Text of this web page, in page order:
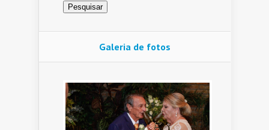
Galeria de fotos